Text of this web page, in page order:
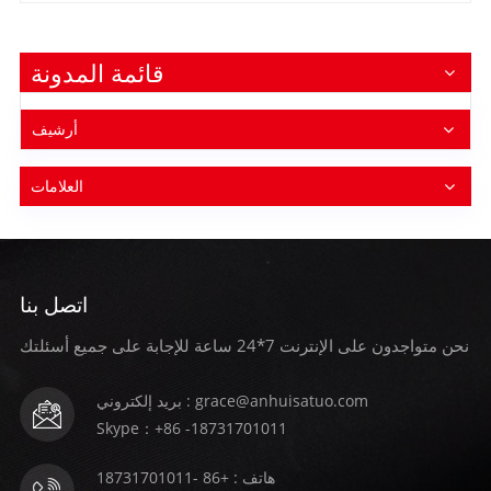
قائمة المدونة
أرشيف
العلامات
اتصل بنا
نحن متواجدون على الإنترنت 7*24 ساعة للإجابة على جميع أسئلتك
بريد إلكتروني : grace@anhuisatuo.com
Skype：+86 -18731701011
هاتف : +86 -18731701011